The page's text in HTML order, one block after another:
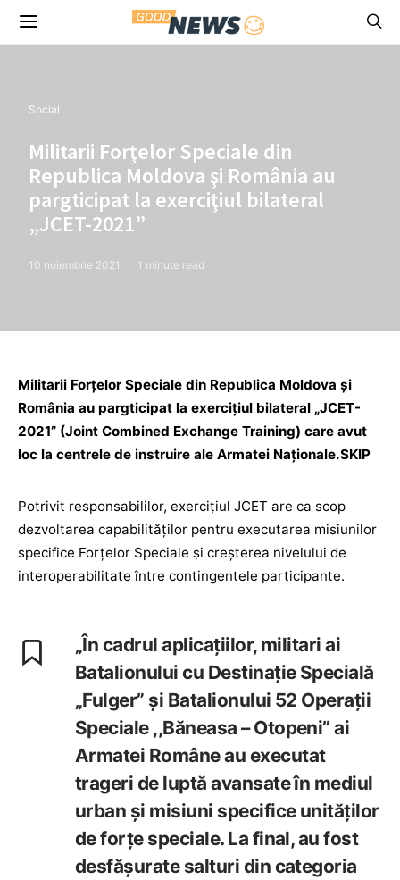
Social
Militarii Forţelor Speciale din
Republica Moldova şi România au
pargticipat la exerciţiul bilateral
„JCET-2021”
10 noiembrie 2021 1 minute read
Militarii Forţelor Speciale din Republica Moldova şi
România au pargticipat la exerciţiul bilateral „JCET-
2021” (Joint Combined Exchange Training) care avut
loc la centrele de instruire ale Armatei Naționale.SKIP
Potrivit responsabililor, exercițiul JCET are ca scop
dezvoltarea capabilităţilor pentru executarea misiunilor
specifice Forțelor Speciale și creșterea nivelului de
interoperabilitate între contingentele participante.
„În cadrul aplicațiilor, militari ai
Batalionului cu Destinație Specială
„Fulger” și Batalionului 52 Operații
Speciale ,,Băneasa – Otopeni” ai
Armatei Române au executat
trageri de luptă avansate în mediul
urban și misiuni specifice unităților
de forțe speciale. La final, au fost
desfășurate salturi din categoria